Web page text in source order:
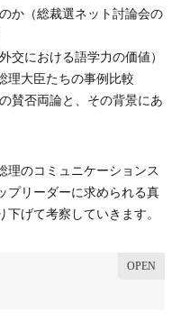
か（総裁選ネット討論会の
交における語学力の価値）
理大臣たちの事例比較
賛否両論と、その背景にあ
理のコミュニケーションス
プリーダーに求められる真
げて考察していきます。